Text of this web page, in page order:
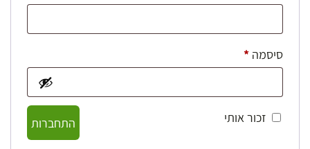
סיסמה *חובה
זכור אותי
התחברות